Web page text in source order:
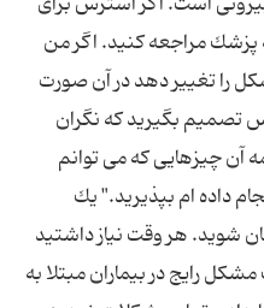
پزشك مراجعه كنید. اگر من
را تغییر دهد در آن صورت
تصمیم بگیرید كه نگران
آن چیزهایی كه می توانم
داده ام بپذیرید." یك
شوید. هر وقت نیاز داشتید
رایج در بیماران مبتلا به